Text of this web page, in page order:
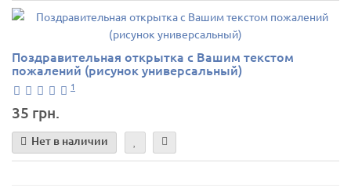
Поздравительная открытка с Вашим текстом
пожалений (рисунок универсальный)
1
35 грн.
Нет в наличии